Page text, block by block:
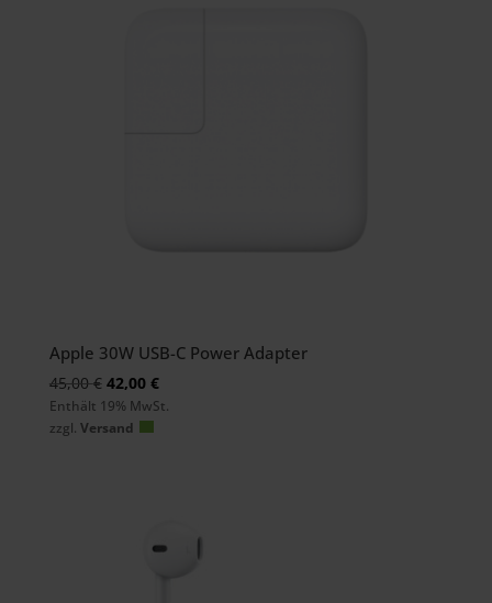
Apple 30W USB-C Power Adapter
45,00€ Ursprünglicher
Preis
war:
42,00 €Aktueller
Preis
Enthält 19% MwSt.
zzgl. Versand